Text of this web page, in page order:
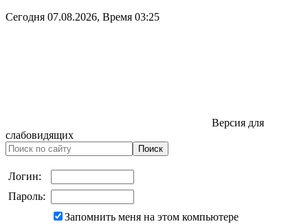
Сегодня 07.08.2026, Время 03:25
Версия для
слабовидящих
Логин:
Пароль:
Запомнить меня на этом компьютере